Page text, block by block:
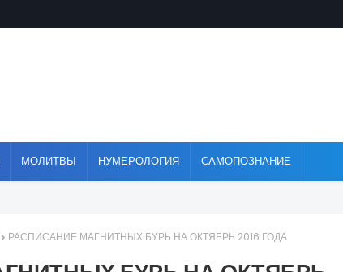
МОЛИТВЫ НУМЕРОЛОГИЯ САМОПОЗНАНИЕ
РАСПИСАНИЕ МАГНИТНЫХ БУРЬ НА ОКТЯБРЬ 2016 ГОДА